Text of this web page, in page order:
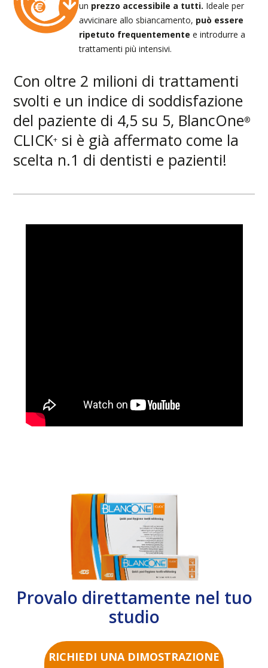
un prezzo accessibile a tutti. Ideale per
avvicinare allo sbiancamento, può essere
ripetuto frequentemente e introdurre a
trattamenti più intensivi.
Con oltre 2 milioni di trattamenti
svolti e un indice di soddisfazione
del paziente di 4,5 su 5, BlancOne®
CLICK+ si è già affermato come la
scelta n.1 di dentisti e pazienti!
Provalo direttamente nel tuo
studio
RICHIEDI UNA DIMOSTRAZIONE